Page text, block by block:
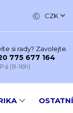
CZK
si rady? Zavolejte.
775 677 164
(8-16h)
OSTATNÍ